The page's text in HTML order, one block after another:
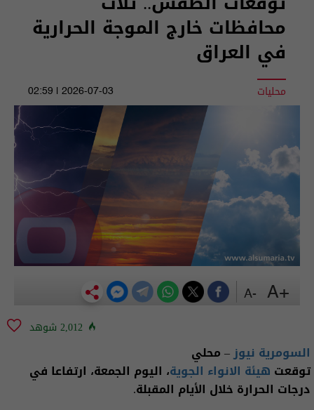
محافظات خارج الموجة الحرارية
في العراق
محليات 2026-07-03 | 02:59
2,012 شوهد
السومرية نيوز– محلي
توقعت هيئة الانواء الجوية، اليوم الجمعة، ارتفاعا في
درجات الحرارة خلال الأيام المقبلة.
+A
-A